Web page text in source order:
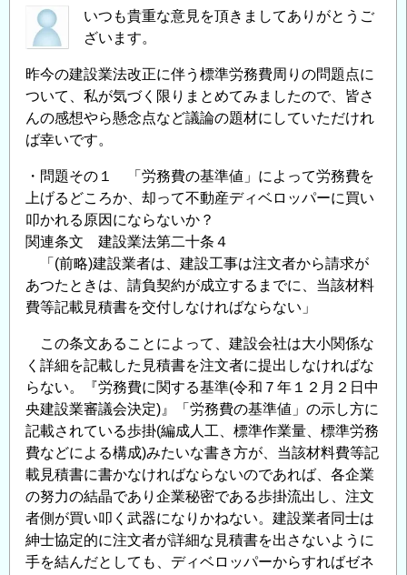
版）
の
に
つ
て
の
いつも貴重な意見を頂きましてありがとうご
ざいます。
昨今の建設業法改正に伴う標準労務費周りの問題点に
ついて、私が気づく限りまとめてみましたので、皆さ
んの感想やら懸念点など議論の題材にしていただけれ
ば幸いです。
・問題その１ 「労務費の基準値」によって労務費を
上げるどころか、却って不動産ディベロッパーに買い
叩かれる原因にならないか？
関連条文 建設業法第二十条４
「(前略)建設業者は、建設工事は注文者から請求が
あつたときは、請負契約が成立するまでに、当該材料
費等記載見積書を交付しなければならない」
この条文あることによって、建設会社は大小関係な
く詳細を記載した見積書を注文者に提出しなければな
らない。『労務費に関する基準(令和７年１２月２日中
央建設業審議会決定)』「労務費の基準値」の示し方に
記載されている歩掛(編成人工、標準作業量、標準労務
費などによる構成)みたいな書き方が、当該材料費等記
載見積書に書かなければならないのであれば、各企業
の努力の結晶であり企業秘密である歩掛流出し、注文
者側が買い叩く武器になりかねない。建設業者同士は
紳士協定的に注文者が詳細な見積書を出さないように
手を結んだとしても、ディベロッパーからすればゼネ